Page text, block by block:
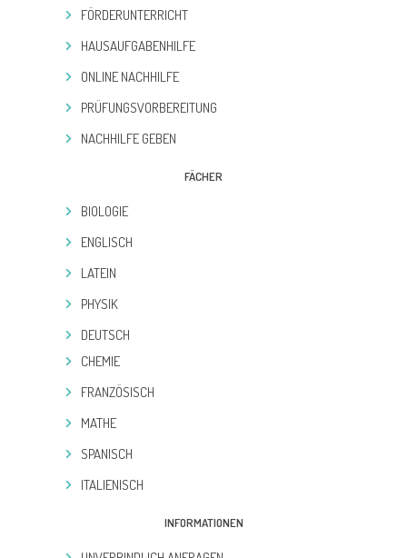
FÖRDERUNTERRICHT
HAUSAUFGABENHILFE
ONLINE NACHHILFE
PRÜFUNGSVORBEREITUNG
NACHHILFE GEBEN
FÄCHER
BIOLOGIE
ENGLISCH
LATEIN
PHYSIK
DEUTSCH
CHEMIE
FRANZÖSISCH
MATHE
SPANISCH
ITALIENISCH
INFORMATIONEN